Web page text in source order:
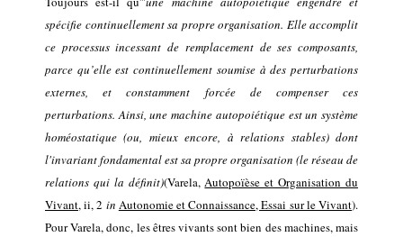
spécifie continuellement sa propre organisation. Elle accomplit
ce processus incessant de remplacement de ses composants,
parce qu’elle est continuellement soumise à des perturbations
externes, et constamment forcée de compenser ces
perturbations. Ainsi, une machine autopoiétique est un système
homéostatique (ou, mieux encore, à relations stables) dont
l'invariant fondamental est sa propre organisation (le réseau de
relations qui la définit)(Varela,Autopoïèse et Organisation du
Vivant,ii, 2 in Autonomie et Connaissance, Essai sur le Vivant).
Pour Varela,donc, les êtres vivants sontbien des machines, mais